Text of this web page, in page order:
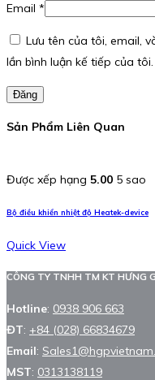
Email *
Lưu tên của tôi, email,
lần bình luận kế tiếp của tôi.
Đăng
Sản Phẩm Liên Quan
Được xếp hạng 5.00 5 sao
Bộ điều khiển nhiệt độ Heatek-device
Quick View
CÔNG TY TNHH TM KT HƯNG
Hotline: 0938 906 663
ĐT: +84 (028) 66834679
Email:
MST: 0313138119